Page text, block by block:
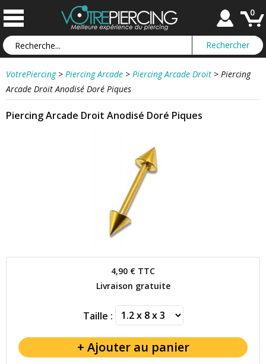
0
VotrePiercing > Piercing Arcade > Piercing Arcade Droit > Piercing
Arcade Droit Anodisé Doré Piques
Piercing Arcade Droit Anodisé Doré Piques
4,90 € TTC
Livraison gratuite
Taille :